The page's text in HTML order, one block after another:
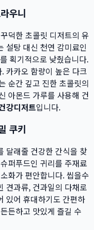
우니
덕한 초콜릿 디저트의 유
설탕 대신 천연 감미료인
획기적으로 낮췄습니다.
카카오 함량이 높은 다크
순간 깊고 진한 초콜릿의
아몬드 가루를 사용해 건
강디저트입니다.
쿠키
달래줄 건강한 간식을 찾
퍼푸드인 귀리를 주재료
화가 편안합니다. 씹을수
견과류, 건과일의 다채로
있어 휴대하기도 간편하
든하고 맛있게 즐길 수